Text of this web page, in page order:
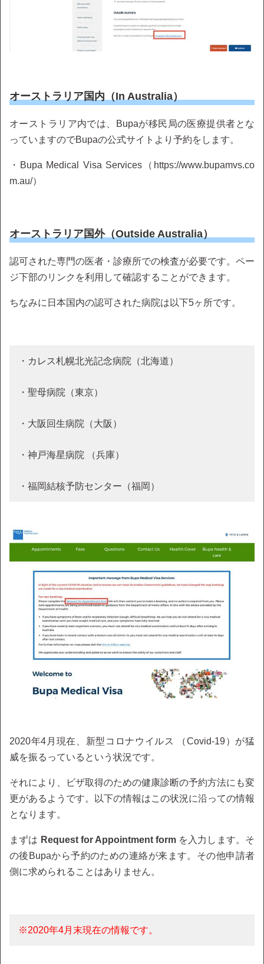
オーストラリア国内（In Australia）
オーストラリア内では、Bupaが移民局の医療提供者とな
っていますのでBupaの公式サイトより予約をします。
・Bupa Medical Visa Services（https://www.bupamvs.co
m.au/）
オーストラリア国外（Outside Australia）
認可された専門の医者・診療所での検査が必要です。ペー
ジ下部のリンクを利用して確認することができます。
ちなみに日本国内の認可された病院は以下5ヶ所です。
・カレス札幌北光記念病院（北海道）
・聖母病院（東京）
・大阪回生病院（大阪）
・神戸海星病院 （兵庫）
・福岡結核予防センター（福岡）
2020年4月現在、新型コロナウイルス （Covid-19）が猛
威を振るっているという状況です。
それにより、ビザ取得のための健康診断の予約方法にも変
更があるようです。以下の情報はこの状況に沿っての情報
となります。
まずは Request for Appointment formを入力します。そ
の後Bupaから予約のための連絡が来ます。その他申請者
側に求められることはありません。
※2020年4月末現在の情報です。